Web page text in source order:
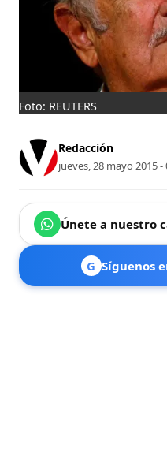
Foto: REUTERS
Redacción
jueves, 28 mayo 2015 -
Únete a nuestro
G Síguenos